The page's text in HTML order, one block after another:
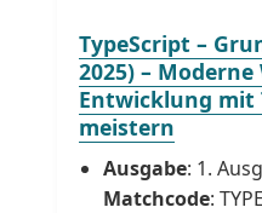
TypeScript –
2025) –
Entwicklung mit
meistern
Ausgabe: 1.
Matchcode: